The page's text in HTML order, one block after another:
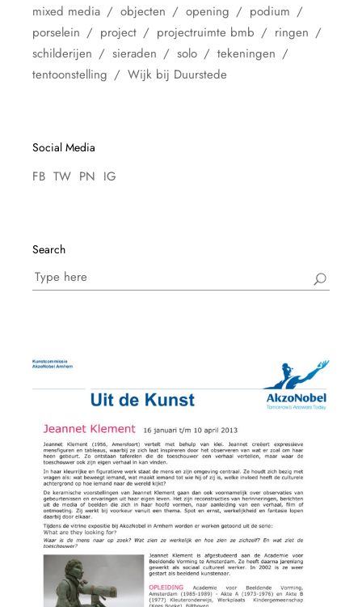
mixed media
objecten opening
podium
porselein
project projectruimte bmb
ringen
schilderijen
sieraden solo
tekeningen
tentoonstelling
Wijk bij Duurstede
Social Media
FB TW PN IG
Search
Search
for: